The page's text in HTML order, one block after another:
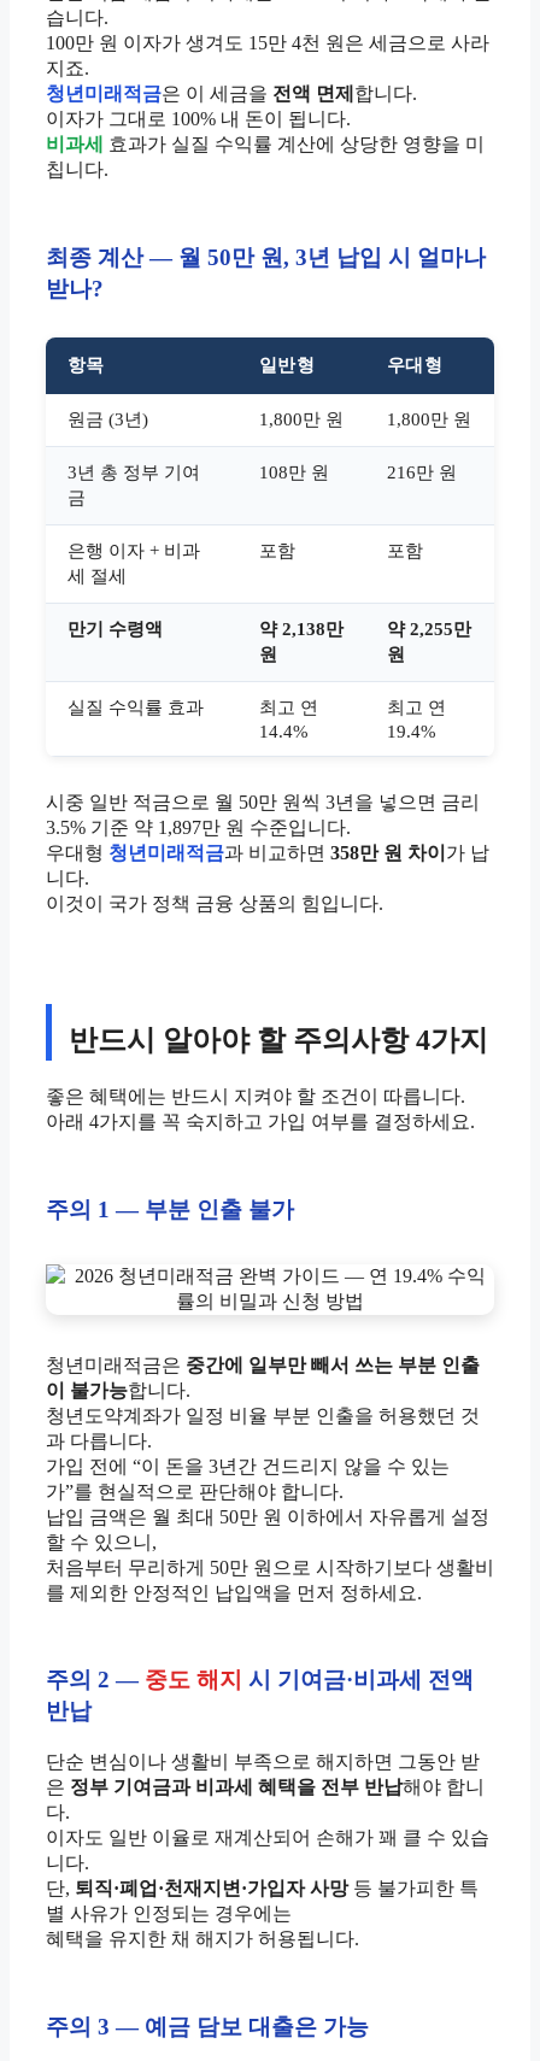
습니다.
100만 원 이자가 생겨도 15만 4천 원은 세금으로 사라
지죠.
청년미래적금은 이 세금을 전액 면제 합니다.
이자가 그대로 100% 내 돈이 됩니다.
비과세
효과가 실질 수익률 계산에 상당한 영향을 미
칩니다.
최종 계산 — 월 50만 원, 3년 납입 시 얼마나
받나?
항목 일반형 우대형
원금 (3년) 1,800만 원 1,800만 원
3년 총 정부 기여
금
108만 원 216만 원
은행 이자 + 비과
세 절세
포함 포함
만기 수령액
약 2,138만
원
약 2,255만
원
실질 수익률 효과
최고 연
14.4%
최고 연
19.4%
시중 일반 적금으로 월 50만 원씩 3년을 넣으면 금리
3.5% 기준 약 1,897만 원 수준입니다.
우대형 청년미래적금과 비교하면 358만 원 차이 가 납
니다.
이것이 국가 정책 금융 상품의 힘입니다.
반드시 알아야 할 주의사항 4가지
좋은 혜택에는 반드시 지켜야 할 조건이 따릅니다.
아래 4가지를 꼭 숙지하고 가입 여부를 결정하세요.
주의 1 — 부분 인출 불가
청년미래적금은 중간에 일부만 빼서 쓰는 부분 인출
이 불가능합니다.
청년도약계좌가 일정 비율 부분 인출을 허용했던 것
과 다릅니다.
가입 전에 “이 돈을 3년간 건드리지 않을 수 있는
가”를 현실적으로 판단해야 합니다.
납입 금액은 월 최대 50만 원 이하에서 자유롭게 설정
할 수 있으니,
처음부터 무리하게 50만 원으로 시작하기보다 생활비
를 제외한 안정적인 납입액을 먼저 정하세요.
주의 2 — 중도 해지 시 기여금·비과세 전액
반납
단순 변심이나 생활비 부족으로 해지하면 그동안 받
은 정부 기여금과 비과세 혜택을 전부 반납해야 합니
다.
이자도 일반 이율로 재계산되어 손해가 꽤 클 수 있습
니다.
단, 퇴직·폐업·천재지변·가입자 사망등 불가피한 특
별 사유가 인정되는 경우에는
혜택을 유지한 채 해지가 허용됩니다.
주의 3 — 예금 담보 대출은 가능